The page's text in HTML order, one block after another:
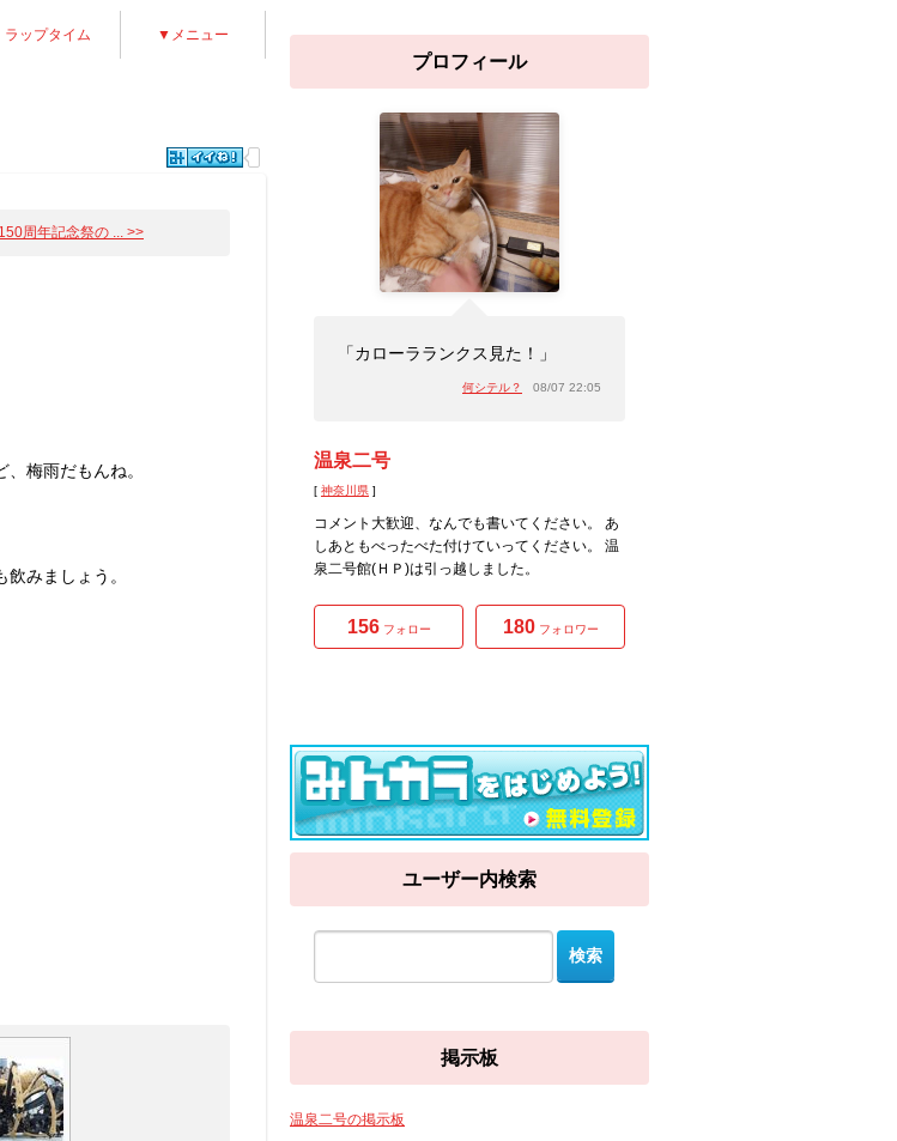
ラップタイム ▼メニュー
周年記念祭の ... >>
梅雨だもんね。
みましょう。
プロフィール
「カローラランクス見た！」
何シテル？ 08/07 22:05
温泉二号
[ 神奈川県 ]
コメント大歓迎、なんでも書いてください。 あ
しあともべったべた付けていってください。 温
泉二号館(ＨＰ)は引っ越しました。
156フォロー 180フォロワー
ユーザー内検索
掲示板
温泉二号の掲示板